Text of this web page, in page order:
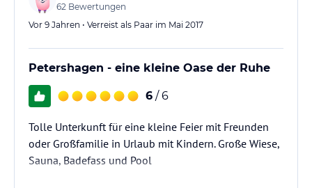
62 Bewertungen
Vor 9 Jahren • Verreist als Paar im Mai 2017
Petershagen - eine kleine Oase der Ruhe
6 / 6
Tolle Unterkunft für eine kleine Feier mit Freunden
oder Großfamilie in Urlaub mit Kindern. Große Wiese,
Sauna, Badefass und Pool